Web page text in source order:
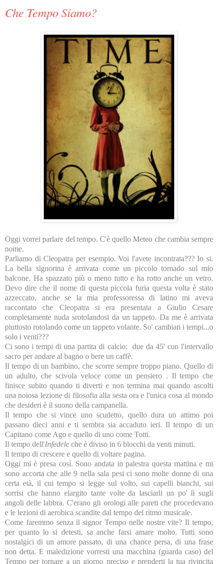
Che Tempo Siamo?
Oggi vorrei parlare del tempo. C'è quello Meteo che cambia sempre
nome.
Parliamo di Cleopatra per esempio. Voi l'avete incontrata??? Io si.
La bella signorina è arrivata come un piccolo tornado sul mio
balcone. Ha spazzato più o meno tutto e ha rotto anche un vetro.
Devo dire che il nome di questa piccola furia questa volta è stato
azzeccato, anche se la mia professoressa di latino mi aveva
raccontato che Cleopatra si era presentata a Giulio Cesare
completamente nuda srotolandosi da un tappeto. Da me è arrivata
piuttosto rotolando come un tappeto volante. So' cambiati i tempi...o
solo i venti???
Ci sono i tempi di una partita di calcio: due da 45' con l'intervallo
sacro per andare al bagno o bere un caffè.
Il tempo di un bambino, che scorre sempre troppo piano. Quello di
un adulto, che scivola veloce come un pensiero . Il tempo che
finisce subito quando ti diverti e non termina mai quando ascolti
una noiosa lezione di filosofia alla sesta ora e l'unica cosa al mondo
che desideri è il suono della campanella.
Il tempo che si vince uno scudetto, quello dura un attimo poi
passano dieci anni e ti sembra sia accaduto ieri. Il tempo di un
Capitano come Ago e quello di uno come Totti.
Il tempo dell'Infedele che è diviso in 6 blocchi da venti minuti.
Il tempo di crescere e quello di voltare pagina.
Oggi mi è presa così. Sono andata in palestra questa mattina e mi
sono accorta che alle 9 nella sala pesi ci sono molte donne di una
certa età, il cui tempo si legge sul volto, sui capelli bianchi, sui
sorrisi che hanno elargito tante volte da lasciarli un po' lì sugli
angoli delle labbra. C'erano gli orologi alle pareti che procedevano
e le lezioni di aerobica scandite dal tempo del ritmo musicale.
Come faremmo senza il signor Tempo nelle nostre vite? Il tempo,
per quanto lo si detesti, sa anche farsi amare molto. Tutti sono
nostalgici di un amore passato, di una chance persa, di una frase
non detta. E maledizione vorresti una macchina (guarda caso) del
Tempo per tornare a un giorno preciso e prenderti la tua rivincita